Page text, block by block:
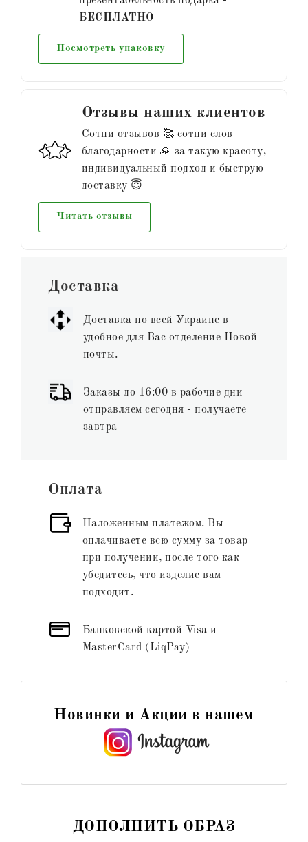
БЕСПЛАТНО
Посмотреть упаковку
Отзывы наших клиентов
Сотни отзывов 🥰 сотни слов
благодарности 🙏 за такую красоту,
индивидуальный подход и быструю
доставку 😇
Читать отзывы
Доставка
Доставка по всей Украине в
удобное для Вас отделение Новой
почты.
Заказы до 16:00 в рабочие дни
отправляем сегодня - получаете
завтра
Оплата
Наложенным платежом. Вы
оплачиваете всю сумму за товар
при получении, после того как
убедитесь, что изделие вам
подходит.
Банковской картой Visa и
MasterCard (LiqPay)
Новинки и Акции в нашем
ДОПОЛНИТЬ ОБРАЗ